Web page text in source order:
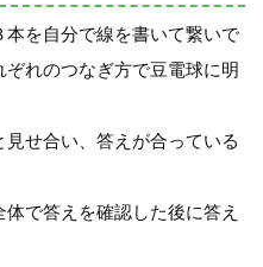
を自分で線を書いて繋いで
れのつなぎ方で豆電球に明
せ合い、答えが合っている
で答えを確認した後に答え